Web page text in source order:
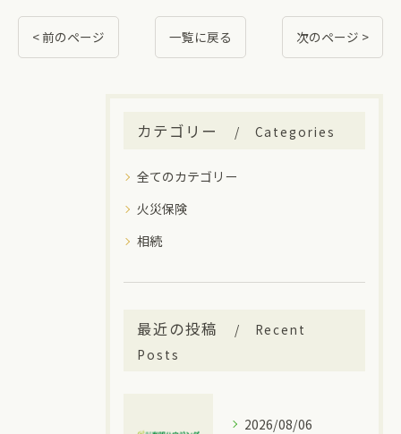
< 前のページ 一覧に戻る 次のページ >
カテゴリー Categories
全てのカテゴリー
火災保険
相続
最近の投稿
Recent
Posts
2026/08/06